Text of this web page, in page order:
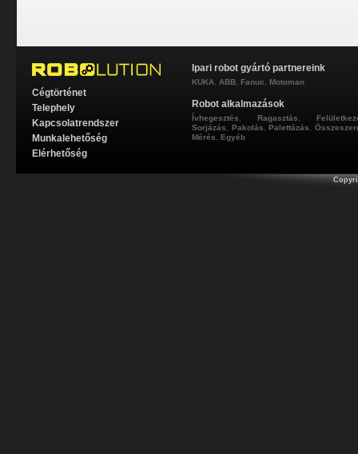
Cégtörténet
Telephely
Kapcsolatrendszer
Munkalehetőség
Elérhetőség
Ipari robot gyártó partnereink
KUKA ABB Fanuc Motoman
Robot alkalmazások
Ívhegesztés Ragasztás
Sorjázás
Pakolás ,Palettázás ,
Mérés
Egyéb